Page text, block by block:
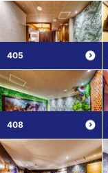
405
408